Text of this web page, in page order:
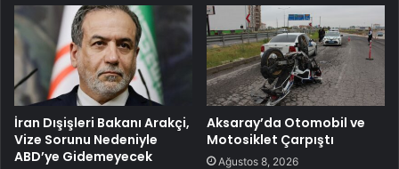
İran Dışişleri Bakanı Arakçi,
Vize Sorunu Nedeniyle
ABD’ye Gidemeyecek
Aksaray’da Otomobil ve
Motosiklet Çarpıştı
Ağustos 8, 2026